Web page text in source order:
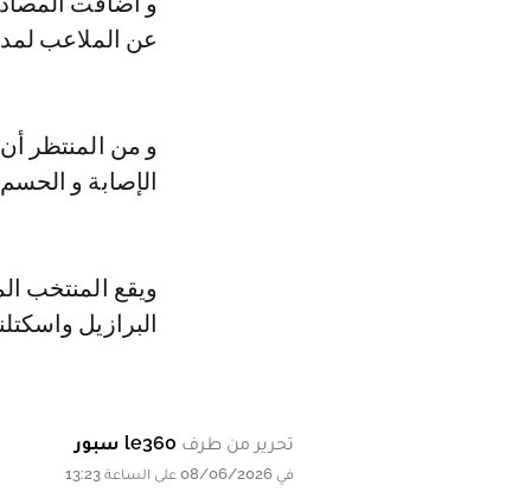
عن الملاعب لمدة 4
و من المنتظر
الإصابة و
ويقع المنتخب
البرازيل
تحرير من طرف le360 سبور
في 08/06/2026 على الساعة 13:23